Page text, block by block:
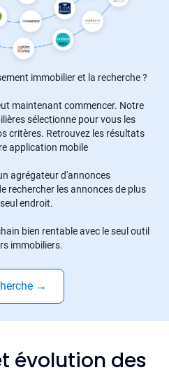
immobilier et la recherche ?
maintenant commencer. Notre
sélectionne pour vous les
critères. Retrouvez les résultats
application mobile
agrégateur d'annonces
rechercher les annonces de plus
endroit.
bien rentable avec le seul outil
immobiliers.
→
évolution des